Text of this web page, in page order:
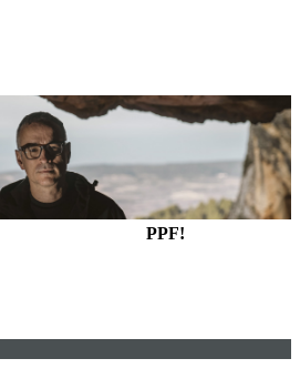
PPF!